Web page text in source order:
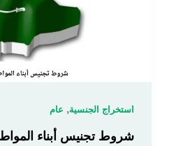
استخراج الجنسية عام
شروط تجنيس أبناء